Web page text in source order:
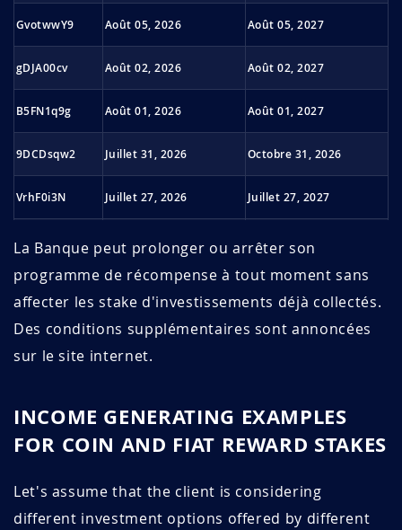
GvotwwY9 Août 05, 2026 Août 05, 2027
gDJA00cv Août 02, 2026 Août 02, 2027
B5FN1q9g Août 01, 2026 Août 01, 2027
9DCDsqw2 Juillet 31, 2026 Octobre 31, 2026
VrhF0i3N Juillet 27, 2026 Juillet 27, 2027
pegsTRYW Juillet 26, 2026 Juillet 26, 2027
sTafPFh9 Juillet 23, 2026 Juillet 23, 2027
AcOci8Tn Juillet 23, 2026 Octobre 23, 2026
glPPP6xI Juillet 20, 2026 Juillet 20, 2027
1H5QlzQz Juillet 19, 2026 Octobre 19, 2026
eTImoPZO Juillet 19, 2026 Juillet 19, 2027
La Banque peut prolonger ou arrêter son
programme de récompense à tout moment sans
affecter les stake d'investissements déjà collectés.
Des conditions supplémentaires sont annoncées
sur le site internet.
INCOME GENERATING EXAMPLES
FOR COIN AND FIAT REWARD STAKES
Let's assume that the client is considering
different investment options offered by different